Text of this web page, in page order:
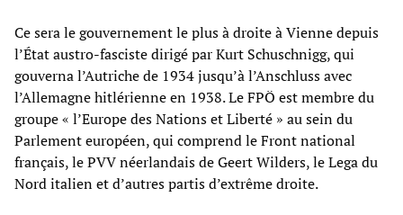
Ce sera le gouvernement le plus à droite à Vienne depuis
l’État austro-fasciste dirigé par Kurt Schuschnigg, qui
gouverna l’Autriche de 1934 jusqu’à l’Anschluss avec
l’Allemagne hitlérienne en 1938. Le FPÖ est membre du
groupe « l’Europe des Nations et Liberté » au sein du
Parlement européen, qui comprend le Front national
français, le PVV néerlandais de Geert Wilders, le Lega du
Nord italien et d’autres partis d’extrême droite.